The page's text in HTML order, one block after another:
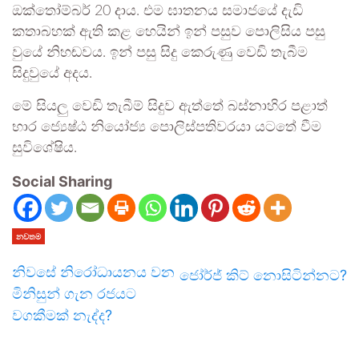
ඔක්තෝම්බර් 20 දාය. එම ඝාතනය සමාජයේ දැඩි
කතාබහක් ඇති කළ හෙයින් ඉන් පසුව පොලිසිය පසු
වුයේ නිහඬවය. ඉන් පසු සිදු කෙරුණු වෙඩි තැබීම
සිදුවුයේ අදය.
මේ සියලු වෙඩි තැබීම් සිදුව ඇත්තේ බස්නාහිර පළාත්
භාර ජ්‍යෙෂ්ඨ නියෝජ්‍ය පොලිස්පතිවරයා යටතේ වීම
සුවිශේෂිය.
Social Sharing
නවතම
නිවසේ නිරෝධායනය වන
මිනිසුන් ගැන රජයට
වගකීමක් නැද්ද?
ජෝර්ජ් කිට් නොසිටින්නට?